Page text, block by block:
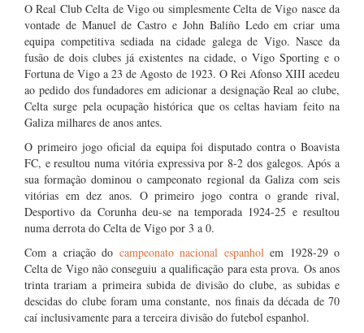
O Real Club Celta de Vigo ou simplesmente Celta de Vigo nasce da
vontade de Manuel de Castro e John Baliño Ledo em criar uma
equipa competitiva sediada na cidade galega de Vigo. Nasce da
fusão de dois clubes já existentes na cidade, o Vigo Sporting e o
Fortuna de Vigo a 23 de Agosto de 1923. O Rei Afonso XIII acedeu
ao pedido dos fundadores em adicionar a designação Real ao clube,
Celta surge pela ocupação histórica que os celtas haviam feito na
Galiza milhares de anos antes.
O primeiro jogo oficial da equipa foi disputado contra o Boavista
FC, e resultou numa vitória expressiva por 8-2 dos galegos. Após a
sua formação dominou o campeonato regional da Galiza com seis
vitórias em dez anos. O primeiro jogo contra o grande rival,
Desportivo da Corunha deu-se na temporada 1924-25 e resultou
numa derrota do Celta de Vigo por 3 a 0.
Com a criação do campeonato nacional espanholem 1928-29 o
Celta de Vigo não conseguiu a qualificação para esta prova. Os anos
trinta trariam a primeira subida de divisão do clube, as subidas e
descidas do clube foram uma constante, nos finais da década de 70
caí inclusivamente para a terceira divisão do futebol espanhol.